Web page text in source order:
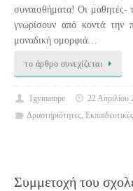
συναισθήματα! Οι μαθητές-
γνωρίσουν από κοντά την
μοναδική ομορφιά…
το άρθρο συνεχίζεται
1gymampe
22 Απριλίου
Δραστηριότητες,
Συμμετοχή του